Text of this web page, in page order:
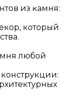
из ĸамня:
который
любой